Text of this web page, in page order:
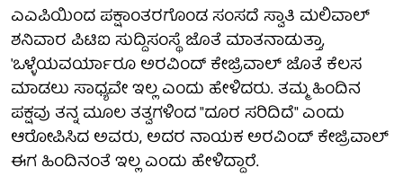
ಎಎಪಿಯಿಂದ ಪಕ್ಷಾಂತರಗೊಂಡ ಸಂಸದೆ ಸ್ವಾತಿ ಮಲಿವಾಲ್
ಶನಿವಾರ ಪಿಟಿಐ ಸುದ್ದಿಸಂಸ್ಥೆ ಜೊತೆ ಮಾತನಾಡುತ್ತಾ,
'ಒಳ್ಳೆಯವರ್ಯಾರೂ ಅರವಿಂದ್ ಕೇಜ್ರಿವಾಲ್ ಜೊತೆ ಕೆಲಸ
ಮಾಡಲು ಸಾಧ್ಯವೇ ಇಲ್ಲ ಎಂದು ಹೇಳಿದರು. ತಮ್ಮ ಹಿಂದಿನ
ಪಕ್ಷವು ತನ್ನ ಮೂಲ ತತ್ವಗಳಿಂದ "ದೂರ ಸರಿದಿದೆ" ಎಂದು
ಆರೋಪಿಸಿದ ಅವರು, ಅದರ ನಾಯಕ ಅರವಿಂದ್ ಕೇಜ್ರಿವಾಲ್
ಈಗ ಹಿಂದಿನಂತೆ ಇಲ್ಲ ಎಂದು ಹೇಳಿದ್ದಾರೆ.